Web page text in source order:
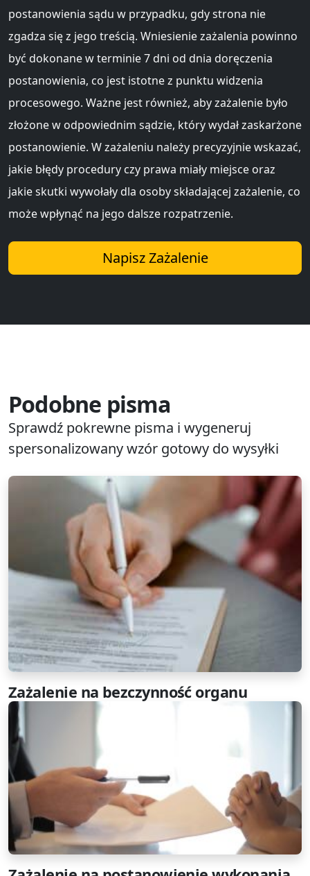
postanowienia sądu w przypadku, gdy strona nie
zgadza się z jego treścią. Wniesienie zażalenia powinno
być dokonane w terminie 7 dni od dnia doręczenia
postanowienia, co jest istotne z punktu widzenia
procesowego. Ważne jest również, aby zażalenie było
złożone w odpowiednim sądzie, który wydał zaskarżone
postanowienie. W zażaleniu należy precyzyjnie wskazać,
jakie błędy procedury czy prawa miały miejsce oraz
jakie skutki wywołały dla osoby składającej zażalenie, co
może wpłynąć na jego dalsze rozpatrzenie.
Napisz Zażalenie
Podobne pisma
Sprawdź pokrewne pisma i wygeneruj
spersonalizowany wzór gotowy do wysyłki
Zażalenie na bezczynność organu